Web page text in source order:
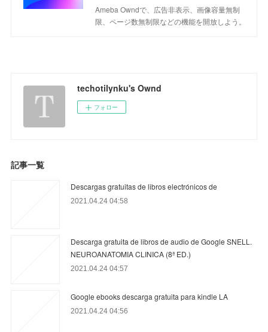
Ameba Owndで、広告非表示、画像容量無制
限、ページ数無制限などの機能を開放しよう。
techotilynku's Ownd
フォロー
記事一覧
Descargas gratuitas de libros electrónicos de
2021.04.24 04:58
Descarga gratuita de libros de audio de Google SNELL.
NEUROANATOMIA CLINICA (8ª ED.)
2021.04.24 04:57
Google ebooks descarga gratuita para kindle LA
2021.04.24 04:56